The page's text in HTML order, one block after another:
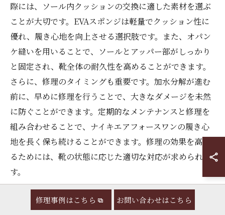
際には、ソール内クッションの交換に適した素材を選ぶ
ことが大切です。EVAスポンジは軽量でクッション性に
優れ、履き心地を向上させる選択肢です。また、オパン
ケ縫いを用いることで、ソールとアッパー部がしっかり
と固定され、靴全体の耐久性を高めることができます。
さらに、修理のタイミングも重要です。加水分解が進む
前に、早めに修理を行うことで、大きなダメージを未然
に防ぐことができます。定期的なメンテナンスと修理を
組み合わせることで、ナイキエアフォースワンの履き心
地を長く保ち続けることができます。修理の効果を高め
るためには、靴の状態に応じた適切な対応が求められま
す。
ソール内クッション交換の手順
修理事例はこちら お問い合わせはこちら